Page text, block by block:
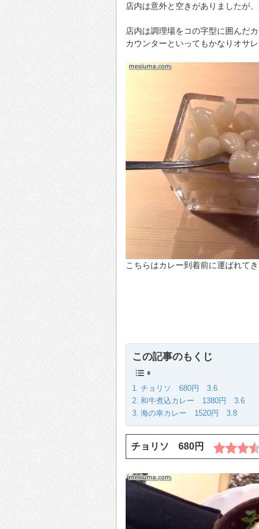
店内は意外と空きがありましたが
店内は調理場をコの字型に囲んだ
カウンターといってもかなりオサレ
こちらはカレー到着前に運ばれて
この記事のもくじ
チョリソ 680円 3.6
和牛煮込カレー 1380円 3.6
海の幸カレー 1520円 3.8
チョリソ 680円